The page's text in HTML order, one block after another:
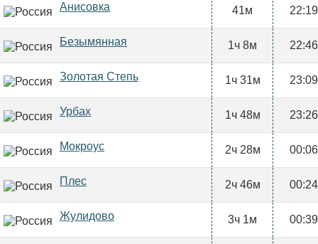
Анисовка 41м 22:19
Безымянная 1ч 8м 22:46
Золотая Степь 1ч 31м 23:09
Урбах 1ч 48м 23:26
Мокроус 2ч 28м 00:06
Плес 2ч 46м 00:24
Жулидово 3ч 1м 00:39